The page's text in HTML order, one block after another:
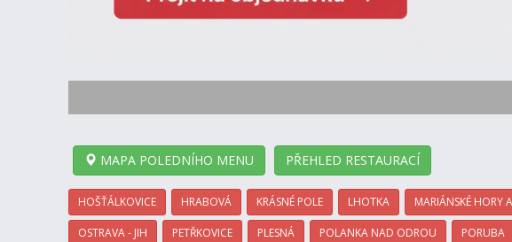
MAPA POLEDNÍHO MENU PŘEHLED RESTAURACÍ
HOŠŤÁLKOVICE HRABOVÁ KRÁSNÉ POLE LHOTKA MARIÁNSKÉ HORY
OSTRAVA - JIH PETŘKOVICE PLESNÁ POLANKA NAD ODROU PORUBA